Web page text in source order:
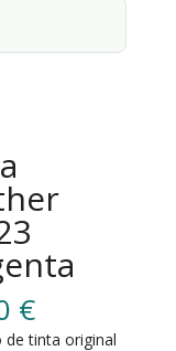
€
de tinta original